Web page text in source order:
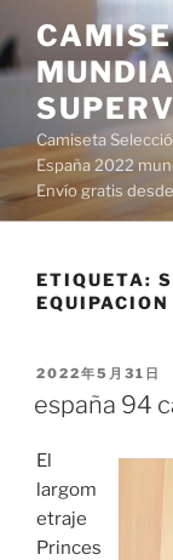
al
contenido
Camiseta
España 2022
Envío gratis
ETIQUETA:
PUBLICADO
2022年5月31日
españa 94
El
largom
etraje
Princes